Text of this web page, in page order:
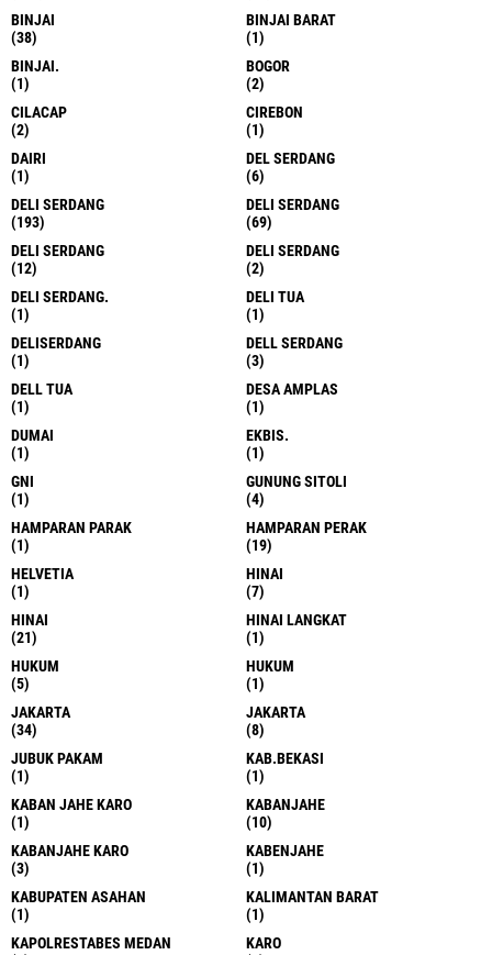
BINJAI
(38)
BINJAI BARAT
(1)
BINJAI.
(1)
BOGOR
(2)
CILACAP
(2)
CIREBON
(1)
DAIRI
(1)
DEL SERDANG
(6)
DELI SERDANG
(193)
DELI SERDANG
(69)
DELI SERDANG
(12)
DELI SERDANG
(2)
DELI SERDANG.
(1)
DELI TUA
(1)
DELISERDANG
(1)
DELL SERDANG
(3)
DELL TUA
(1)
DESA AMPLAS
(1)
DUMAI
(1)
EKBIS.
(1)
GNI
(1)
GUNUNG SITOLI
(4)
HAMPARAN PARAK
(1)
HAMPARAN PERAK
(19)
HELVETIA
(1)
HINAI
(7)
HINAI
(21)
HINAI LANGKAT
(1)
HUKUM
(5)
HUKUM
(1)
JAKARTA
(34)
JAKARTA
(8)
JUBUK PAKAM
(1)
KAB.BEKASI
(1)
KABAN JAHE KARO
(1)
KABANJAHE
(10)
KABANJAHE KARO
(3)
KABENJAHE
(1)
KABUPATEN ASAHAN
(1)
KALIMANTAN BARAT
(1)
KAPOLRESTABES MEDAN
KARO